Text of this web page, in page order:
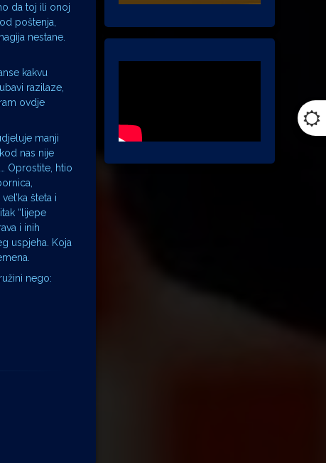
da toj ili onoj
poštenja,
nestane.
kakvu
razilaze,
ovdje
manji
nas nije
Oprostite, htio
šteta i
“lijepe
i inih
uspjeha. Koja
nego: